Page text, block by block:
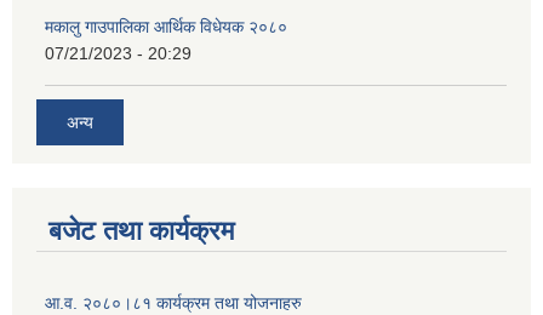
मकालु गाउपालिका आर्थिक विधेयक २०८०
07/21/2023 - 20:29
अन्य
बजेट तथा कार्यक्रम
आ.व. २०८०।८१ कार्यक्रम तथा योजनाहरु